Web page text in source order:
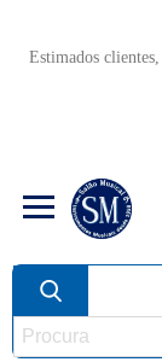
Estimados